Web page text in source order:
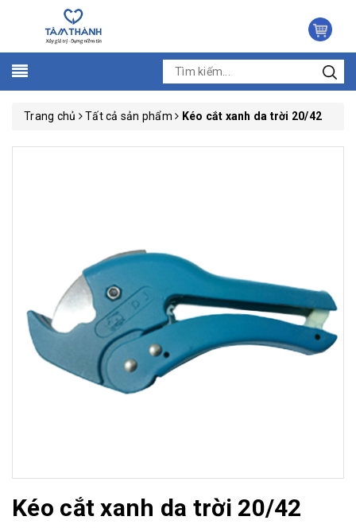
Trang chủ Tất cả sản phẩm Kéo cắt xanh da trời 20/42
Kéo cắt xanh da trời 20/42